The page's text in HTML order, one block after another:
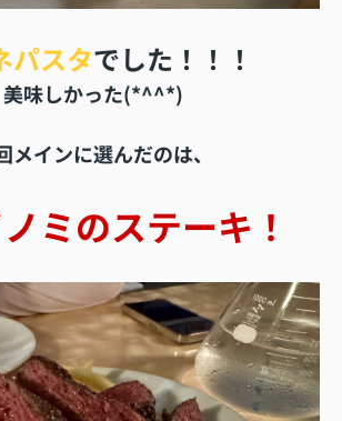
パスタでした！！！
美味しかった(*^^*)
メインに選んだのは、
ミのステーキ！